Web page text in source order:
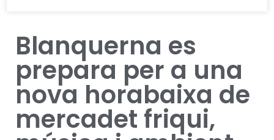
Blanquerna es
prepara per a una
nova horabaixa de
mercadet friqui,